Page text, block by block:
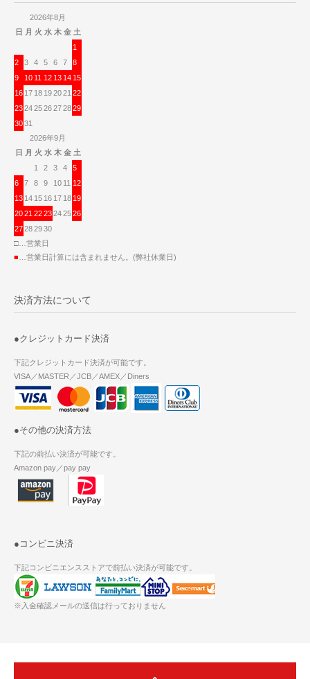
2026年8月
日 月 火 水 木 金 土
1
2
3 4 5 6 7
8
9
10 11 12 13 14 15
16 17 18 192021 22
23242526272829
3031
2026年9月
日 月 火 水 木 金 土
1
2 3 4
5
6
7 8 9 10 11 12
13 14 15 16 17 18 19
2021 2223242526
27282930
□…営業日
■ …営業日計算には含まれません。(弊社休業日)
決済方法について
●クレジットカード決済
下記クレジットカード決済が可能です。
VISA／MASTER／JCB／AMEX／Diners
●その他の決済方法
下記の前払い決済が可能です。
Amazon pay／pay pay
●コンビニ決済
下記コンビニエンスストアで前払い決済が可能です。
※入金確認メールの送信は行っておりません